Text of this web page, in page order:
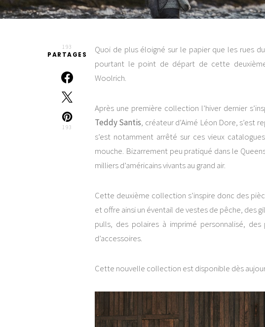
193
PARTAGES
193
Quoi de plus éloigné sur le papier que les rues
pourtant le point de départ de cette
Woolrich.
Après une première collection l’hiver dernier
Teddy Santis, créateur d’Aimé Léon Dore, s’est
s’est notamment arrêté sur ces vieux
mouche. Bizarrement peu pratiqué dans le
milliers d’américains vivants au grand air.
Cette deuxième collection s’inspire donc des
et offre ainsi un éventail de vestes de pêche, des
pulls, des polaires à imprimé personnalisé,
d’accessoires.
Cette nouvelle collection est disponible dès